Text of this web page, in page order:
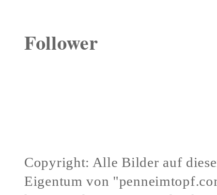
Follower
Copyright: Alle Bilder auf
Eigentum von